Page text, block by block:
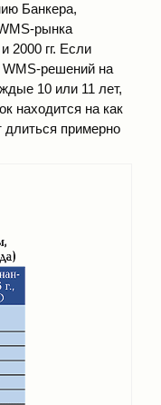
Банкера,
рынка
2000 гг. Если
WMS-решений на
10 или 11 лет,
находится на как
длиться примерно